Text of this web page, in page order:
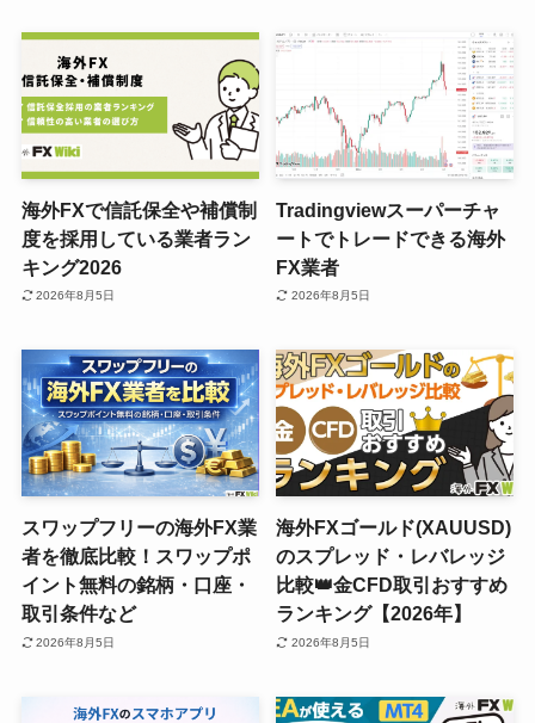
海外FXで信託保全や補償制
度を採用している業者ラン
キング2026
2026年8月5日
Tradingviewスーパーチャ
ートでトレードできる海外
FX業者
2026年8月5日
スワップフリーの海外FX業
者を徹底比較！スワップポ
イント無料の銘柄・口座・
取引条件など
2026年8月5日
海外FXゴールド(XAUUSD)
のスプレッド・レバレッジ
比較👑金CFD取引おすすめ
ランキング【2026年】
2026年8月5日